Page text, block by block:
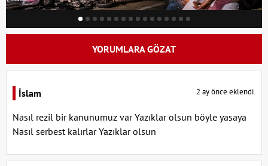
YORUMLARA GÖZAT
İslam 2 ay önce eklendi.
Nasıl rezil bir kanunumuz var Yazıklar olsun böyle yasaya
Nasıl serbest kalırlar Yazıklar olsun